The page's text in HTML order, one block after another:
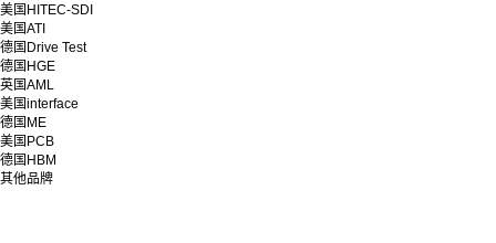
美国HITEC-SDI
美国ATI
德国Drive Test
德国HGE
英国AML
美国interface
德国ME
美国PCB
德国HBM
其他品牌